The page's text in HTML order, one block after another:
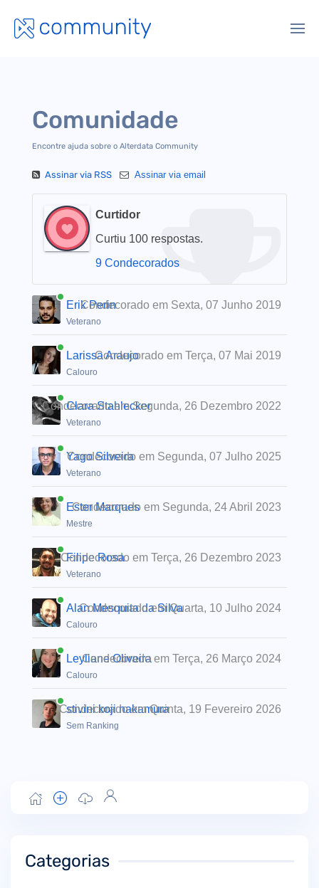
Comunidade
Encontre ajuda sobre o Alterdata Community
Assinar via RSS Assinar via email
Curtidor
Curtiu 100 respostas.
9 Condecorados
Erik Perin
Veterano
Condecorado em Sexta, 07 Junho 2019
Larissa Araujo
Calouro
Condecorado em Terça, 07 Mai 2019
Clara Stahlecker
Veterano
Condecorado em Segunda, 26 Dezembro 2022
Yago Silveira
Veterano
Condecorado em Segunda, 07 Julho 2025
Ester Marques
Mestre
Condecorado em Segunda, 24 Abril 2023
Filipe Rosa
Veterano
Condecorado em Terça, 26 Dezembro 2023
Alan Mesquita da Silva
Calouro
Condecorado em Quarta, 10 Julho 2024
Leyliane Oliveira
Calouro
Condecorado em Terça, 26 Março 2024
stivini koji nakamura
Sem Ranking
Condecorado em Quinta, 19 Fevereiro 2026
Categorias